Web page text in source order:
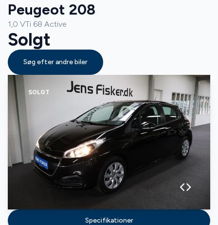
SOLGT
Specifikationer
Peugeot 208
1,0 VTi 68 Active
Solgt
Søg efter andre biler